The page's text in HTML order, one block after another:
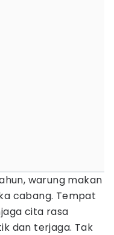
warung makan
cabang. Tempat
cita rasa
dan terjaga. Tak